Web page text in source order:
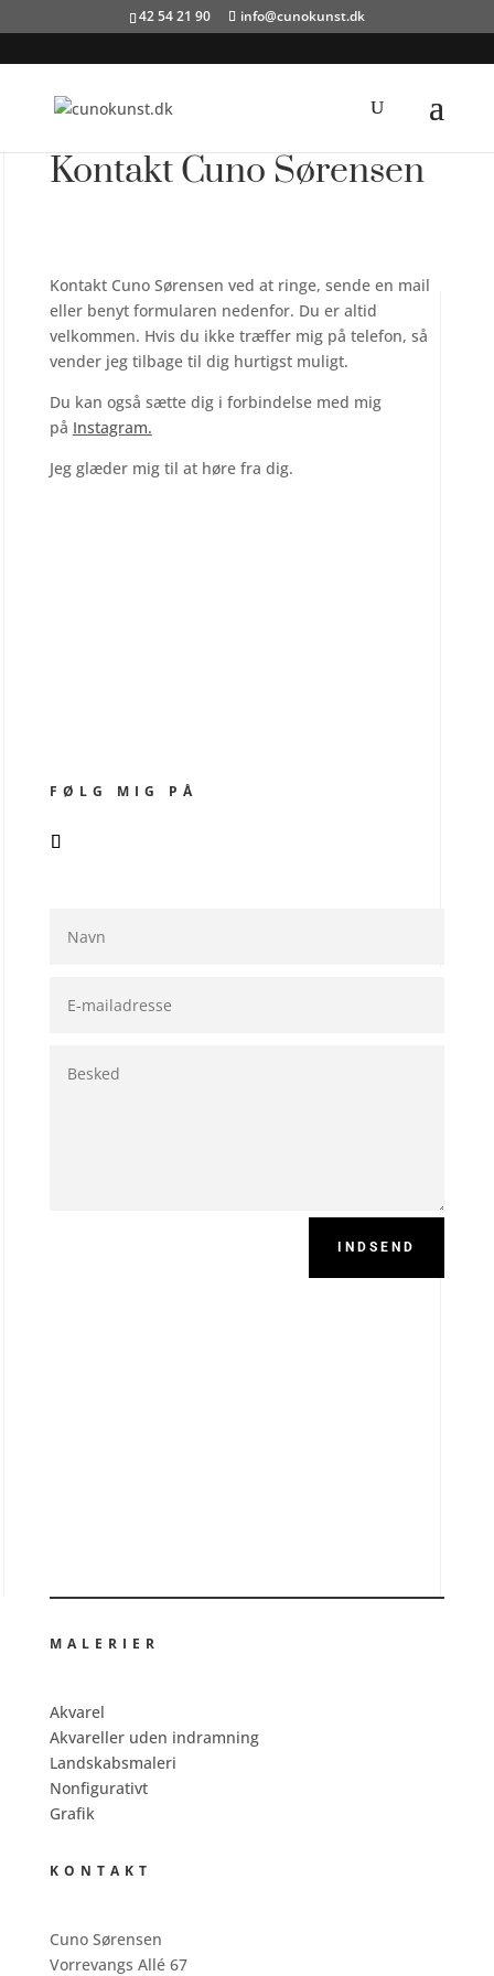
42 54 21 90 info@cunokunst.dk
Kontakt Cuno Sørensen
Kontakt Cuno Sørensen ved at ringe, sende en mail
eller benyt formularen nedenfor. Du er altid
velkommen. Hvis du ikke træffer mig på telefon, så
vender jeg tilbage til dig hurtigst muligt.
Du kan også sætte dig i forbindelse med mig
på Instagram.
Jeg glæder mig til at høre fra dig.
FØLG MIG PÅ
INDSEND
MALERIER
Akvarel
Akvareller uden indramning
Landskabsmaleri
Nonfigurativt
Grafik
KONTAKT
Cuno Sørensen
Vorrevangs Allé 67